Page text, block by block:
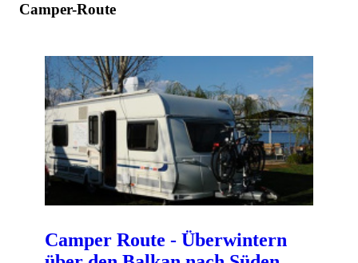
Camper-Route
Camper Route - Überwintern